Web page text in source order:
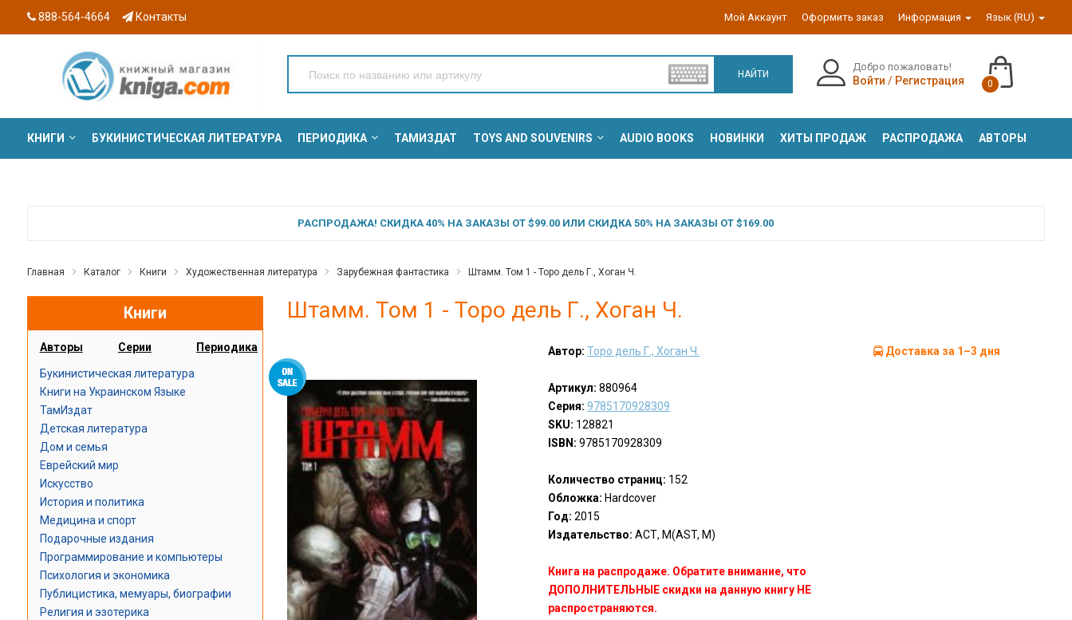
888-564-4664 Контакты Мой Аккаунт Оформить заказ Информация Язык (RU)
НАЙТИ
Добро пожаловать!
Войти / Регистрация 0
КНИГИ БУКИНИСТИЧЕСКАЯ ЛИТЕРАТУРА ПЕРИОДИКА ТАМИЗДАТ TOYS AND SOUVENIRS AUDIO BOOKS НОВИНКИ ХИТЫ ПРОДАЖ РАСПРОДАЖА АВТОРЫ
РАСПРОДАЖА! СКИДКА 40% НА ЗАКАЗЫ ОТ $99.00 ИЛИ СКИДКА 50% НА ЗАКАЗЫ ОТ $169.00
Главная Каталог Книги Художественная литература Зарубежная фантастика Штамм. Том 1 - Торо дель Г., Хоган Ч.
Книги
Авторы Серии Периодика
Букинистическая литература
Книги на Украинском Языке
ТамИздат
Детская литература
Дом и семья
Еврейский мир
Искусство
История и политика
Медицина и спорт
Подарочные издания
Программирование и компьютеры
Психология и экономика
Публицистика, мемуары, биографии
Религия и эзотерика
Штамм. Том 1 - Торо дель Г., Хоган Ч.
Автор: Торо дель Г., Хоган Ч.
Артикул: 880964
Серия: 9785170928309
SKU: 128821
ISBN: 9785170928309
Количество страниц: 152
Обложка: Hardcover
Год: 2015
Издательство: АСТ, М(AST, M)
Книга на распродаже. Обратите внимание, что
ДОПОЛНИТЕЛЬНЫЕ скидки на данную книгу НЕ
распространяются.
Доставка за 1–3 дня